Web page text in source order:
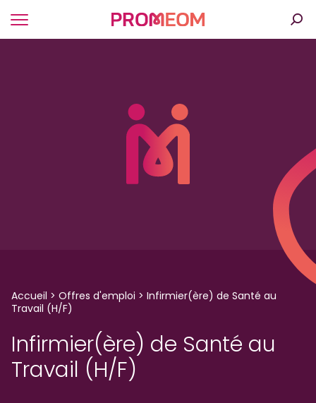
Accueil > Offres d'emploi > Infirmier(ère) de Santé au
Travail (H/F)
Infirmier(ère) de Santé au
Travail (H/F)